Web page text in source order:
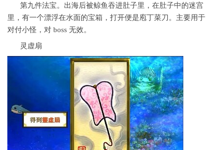
第九件法宝。出海后被鲸鱼吞进肚子里，在肚子中的迷宫
里，有一个漂浮在水面的宝箱，打开便是庖丁菜刀。主要用于
对付小怪，对 boss 无效。
灵虚扇